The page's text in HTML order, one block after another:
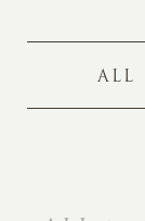
ALL